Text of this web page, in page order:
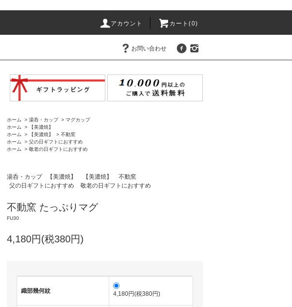
アカウント カート(0)
お問い合わせ
ホーム > 湯呑・カップ > マグカップ
ホーム
>
【美濃焼】
ホーム
> 【美濃焼】 > 不動窯
ホーム
> 父の日ギフトにおすすめ
ホーム
> 敬老の日ギフトにおすすめ
湯呑・カップ 【美濃焼】 【美濃焼】
不動窯
父の日ギフトにおすすめ
敬老の日ギフトにおすすめ
不動窯 たっぷりマグ
FU30
4,180円(税380円)
織部幾何紋 4,180円(税380円)